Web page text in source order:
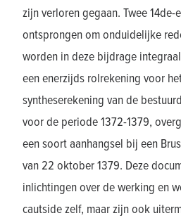
zijn verloren gegaan. Twee
ontsprongen om onduidelijke
worden in deze bijdrage
een enerzijds rolrekening voor
syntheserekening van de
voor de periode 1372-1379,
een soort aanhangsel bij een
van 22 oktober 1379. Deze
inlichtingen over de werking en
cautside zelf, maar zijn ook